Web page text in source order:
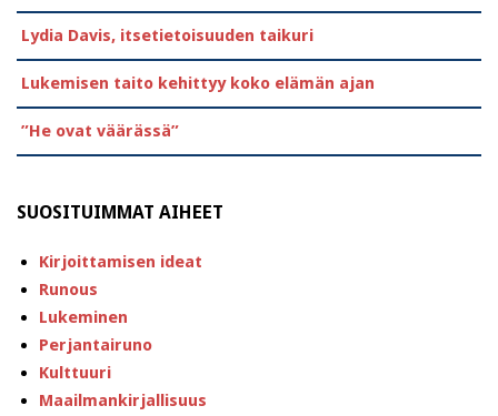
Lydia Davis, itsetietoisuuden taikuri
Lukemisen taito kehittyy koko elämän ajan
”He ovat väärässä”
SUOSITUIMMAT AIHEET
Kirjoittamisen ideat
Runous
Lukeminen
Perjantairuno
Kulttuuri
Maailmankirjallisuus